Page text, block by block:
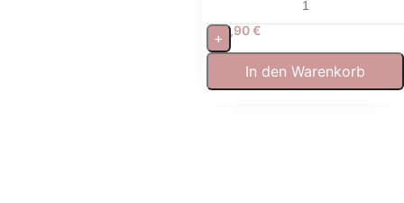
19,90€
+
In den Warenkorb